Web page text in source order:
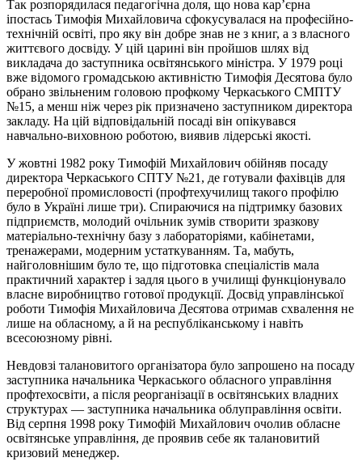
Так розпорядилася педагогічна доля, що нова кар’єрна
іпостась Тимофія Михайловича сфокусувалася на професійно-
технічній освіті, про яку він добре знав не з книг, а з власного
життєвого досвіду. У цій царині він пройшов шлях від
викладача до заступника освітянського міністра. У 1979 році
вже відомого громадською активністю Тимофія Десятова було
обрано звільненим головою профкому Черкаського СМПТУ
№15, а менш ніж через рік призначено заступником директора
закладу. На цій відповідальній посаді він опікувався
навчально-виховною роботою, виявив лідерські якості.
У жовтні 1982 року Тимофій Михайлович обійняв посаду
директора Черкаського СПТУ №21, де готували фахівців для
переробної промисловості (профтехучилищ такого профілю
було в Україні лише три). Спираючися на підтримку базових
підприємств, молодий очільник зумів створити зразкову
матеріально-технічну базу з лабораторіями, кабінетами,
тренажерами, модерним устаткуванням. Та, мабуть,
найголовнішим було те, що підготовка спеціалістів мала
практичний характер і задля цього в училищі функціонувало
власне виробництво готової продукції. Досвід управлінської
роботи Тимофія Михайловича Десятова отримав схвалення не
лише на обласному, а й на республіканському і навіть
всесоюзному рівні.
Невдовзі талановитого організатора було запрошено на посаду
заступника начальника Черкаського обласного управління
профтехосвіти, а після реорганізації в освітянських владних
структурах — заступника начальника облуправління освіти.
Від серпня 1998 року Тимофій Михайлович очолив обласне
освітянське управління, де проявив себе як талановитий
кризовий менеджер.